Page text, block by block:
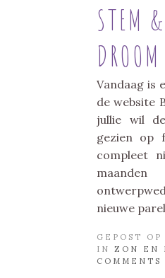
STEM
Vandaag is
de website
jullie wil
gezien op
compleet
nieuwe
GEPOST
IN ZON EN
COMMENTS